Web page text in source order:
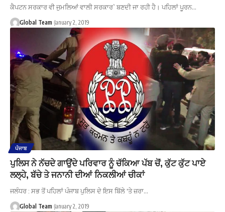
ਕੈਪਟਨ ਸਰਕਾਰ ਵੀ ਜੁਮਲਿਆਂ ਵਾਲੀ ਸਰਕਾਰ` ਬਣਦੀ ਜਾ ਰਹੀ ਹੈ। ਪਹਿਲਾਂ ਪੂਰਨ…
Global Team January 2, 2019
ਪੰਜਾਬ
ਪੁਲਿਸ ਨੇ ਨੱਚਦੇ ਗਾਉਂਦੇ ਪਰਿਵਾਰ ਨੂੰ ਚੱਕਿਆ ਪੱਬ ਚੋਂ, ਕੁੱਟ ਕੁੱਟ ਪਾਏ
ਲਲ੍ਹੇ, ਬੱਚੇ ਤੇ ਜਨਾਨੀ ਦੀਆਂ ਨਿਕਲੀਆਂ ਚੀਕਾਂ
ਜਲੰਧਰ : ਸਭ ਤੋਂ ਪਹਿਲਾਂ ਪੰਜਾਬ ਪੁਲਿਸ ਦੇ ਇਸ ਬਿੱਲੇ 'ਤੇ ਜ਼ਰਾ…
Global Team January 2, 2019